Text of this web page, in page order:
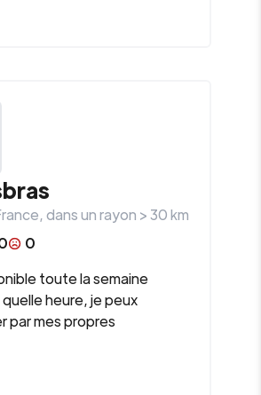
, dans un rayon >30km
0
toute la semaine
heure, je peux
par mes propres